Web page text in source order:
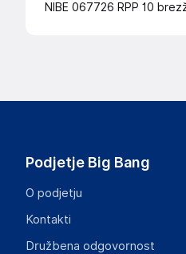
NIBE 067726 RPP 10
Podjetje Big Bang
O podjetju
Kontakti
Družbena odgovornost